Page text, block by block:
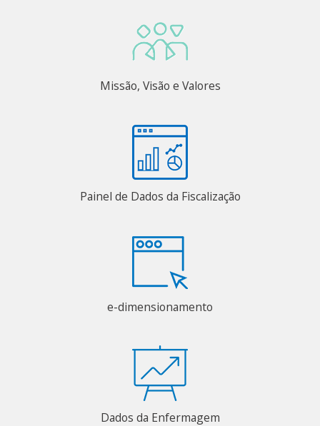
Missão, Visão e Valores
Painel de Dados da Fiscalização
e-dimensionamento
Dados da Enfermagem